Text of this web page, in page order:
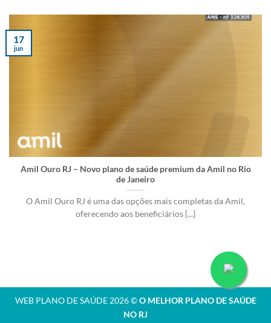
Amil Ouro RJ – Novo plano de saúde premium da Amil no Rio
de Janeiro
O Amil Ouro RJ é uma das opções mais completas da Amil,
oferecendo aos beneficiários [...]
17
jun
WEB PLANO DE SAÚDE 2026 ©O MELHOR PLANO DE SAÚDE
NO RJ